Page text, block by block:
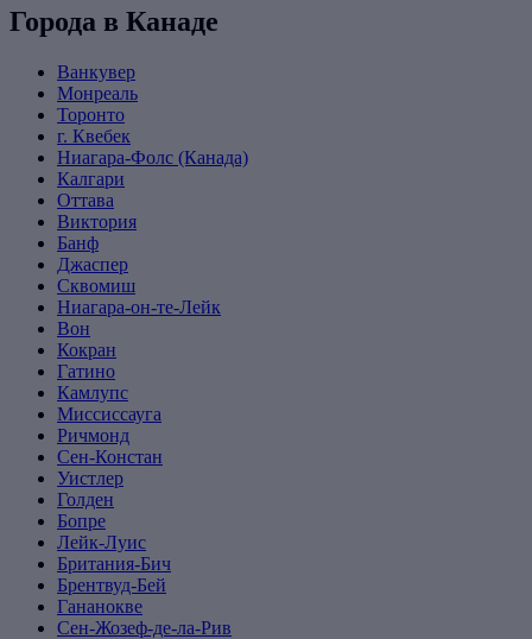
Города в Канаде
Ванкувер
Монреаль
Торонто
г. Квебек
Ниагара-Фолс (Канада)
Калгари
Оттава
Виктория
Банф
Джаспер
Сквомиш
Ниагара-он-те-Лейк
Вон
Кокран
Гатино
Камлупс
Миссиссауга
Ричмонд
Сен-Констан
Уистлер
Голден
Бопре
Лейк-Луис
Британия-Бич
Брентвуд-Бей
Гананокве
Сен-Жозеф-де-ла-Рив